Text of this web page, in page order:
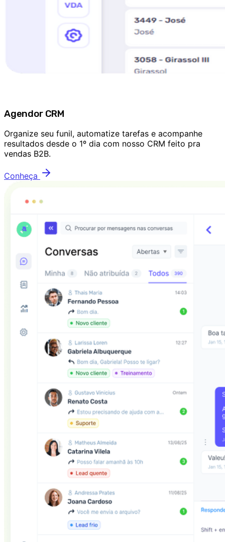
Agendor CRM
Organize seu funil, automatize tarefas e acompanhe
resultados desde o 1º dia com nosso CRM feito pra
vendas B2B.
Conheça